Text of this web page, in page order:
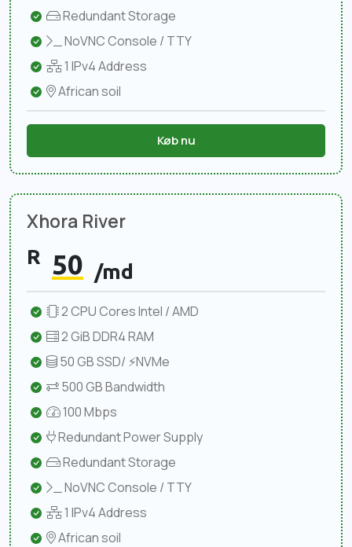
Redundant Storage
NoVNC Console / TTY
1 IPv4 Address
African soil
Køb nu
Xhora River
R 50 /md
2 CPU Cores Intel / AMD
2 GiB DDR4 RAM
50 GB SSD/ ⚡NVMe
500 GB Bandwidth
100 Mbps
Redundant Power Supply
Redundant Storage
NoVNC Console / TTY
1 IPv4 Address
African soil